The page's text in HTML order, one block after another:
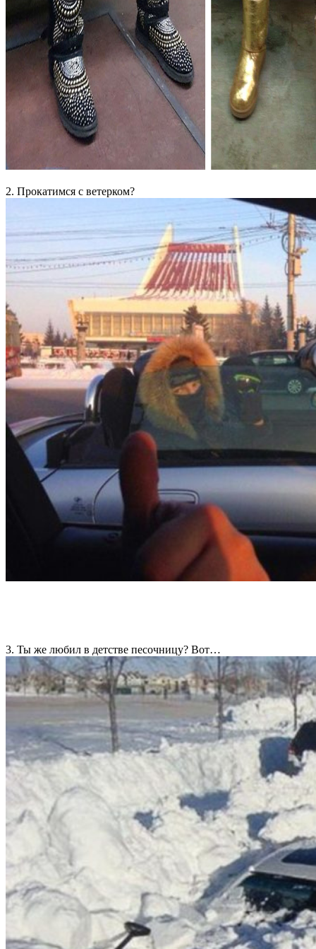
2. Прокатимся с ветерком?
3. Ты же любил в детстве песочницу? Вот…